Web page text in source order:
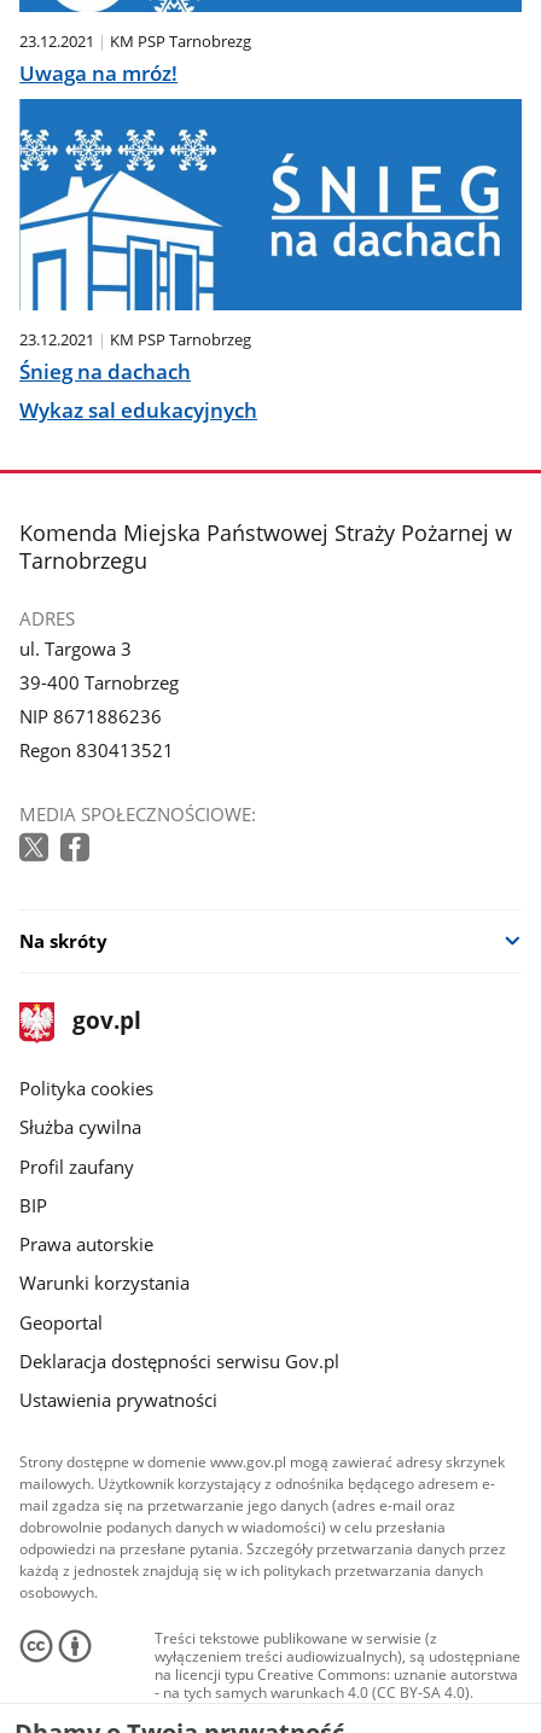
23.12.2021 KM PSP Tarnobrezg
Uwaga na mróz!
23.12.2021 KM PSP Tarnobrzeg
Śnieg na dachach
Wykaz sal edukacyjnych
stopka
Komenda Miejska Państwowej Straży Pożarnej w
Tarnobrzegu
ADRES
ul. Targowa 3
39-400 Tarnobrzeg
NIP 8671886236
Regon 830413521
MEDIA SPOŁECZNOŚCIOWE:
Na skróty
stopka
gov.pl
Strona
gov.pl
gov.pl
Polityka cookies
Służba cywilna
Profil zaufany
BIP
Prawa autorskie
Warunki korzystania
Geoportal
Deklaracja dostępności serwisu Gov.pl
Ustawienia prywatności
Strony dostępne w domenie www.gov.pl mogą zawierać adresy skrzynek
mailowych. Użytkownik korzystający z odnośnika będącego adresem e-
mail zgadza się na przetwarzanie jego danych (adres e-mail oraz
dobrowolnie podanych danych w wiadomości) w celu przesłania
odpowiedzi na przesłane pytania. Szczegóły przetwarzania danych przez
każdą z jednostek znajdują się w ich politykach przetwarzania danych
osobowych.
Treści tekstowe publikowane w serwisie (z
wyłączeniem treści audiowizualnych), są udostępniane
na licencji typu Creative Commons: uznanie autorstwa
- na tych samych warunkach 4.0 (CC BY-SA 4.0).
Materiały audiowizualne, w tym zdjęcia, materiały